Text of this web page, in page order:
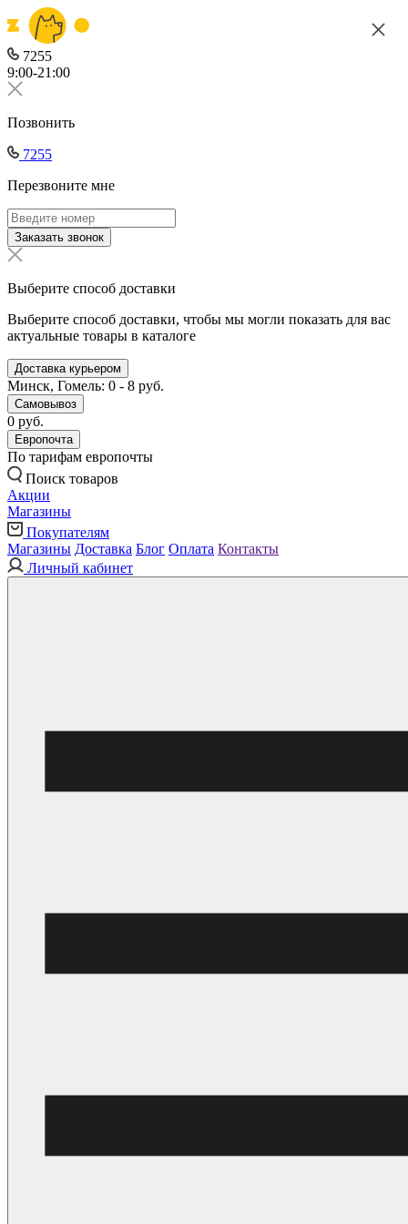
7255
9:00-21:00
Позвонить
7255
Перезвоните мне
Заказать звонок
Выберите способ доставки
Выберите способ доставки, чтобы мы могли показать для вас
актуальные товары в каталоге
Доставка курьером
Минск, Гомель: 0 - 8 руб.
Самовывоз
0 руб.
Европочта
По тарифам европочты
Поиск товаров
Акции
Магазины
Покупателям
Магазины Доставка Блог Оплата Контакты
Личный кабинет